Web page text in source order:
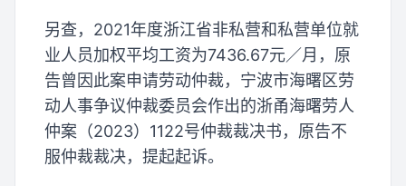
另查，2021年度浙江省非私营和私营单位就
业人员加权平均工资为7436.67元／月，原
告曾因此案申请劳动仲裁，宁波市海曙区劳
动人事争议仲裁委员会作出的浙甬海曙劳人
仲案（2023）1122号仲裁裁决书，原告不
服仲裁裁决，提起起诉。